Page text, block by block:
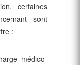
certaines
sont
:
médico-